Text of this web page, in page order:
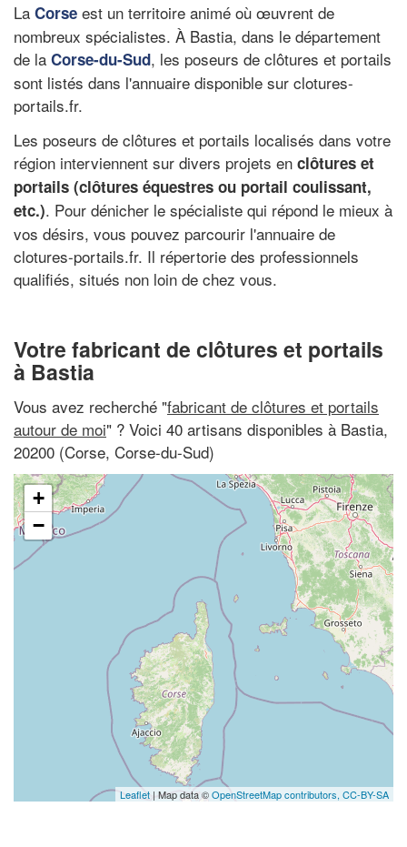
La Corse est un territoire animé où œuvrent de
nombreux spécialistes. À Bastia, dans le département
de la Corse-du-Sud, les poseurs de clôtures et portails
sont listés dans l'annuaire disponible sur clotures-
portails.fr.
Les poseurs de clôtures et portails localisés dans votre
région interviennent sur divers projets en clôtures et
portails (clôtures équestres ou portail coulissant,
etc.). Pour dénicher le spécialiste qui répond le mieux à
vos désirs, vous pouvez parcourir l'annuaire de
clotures-portails.fr. Il répertorie des professionnels
qualifiés, situés non loin de chez vous.
Votre fabricant de clôtures et portails
à Bastia
Vous avez recherché "fabricant de clôtures et portails
autour de moi" ? Voici 40 artisans disponibles à Bastia,
20200 (Corse, Corse-du-Sud)
+
−
Leaflet | Map data ©OpenStreetMap contributors, CC-BY-SA